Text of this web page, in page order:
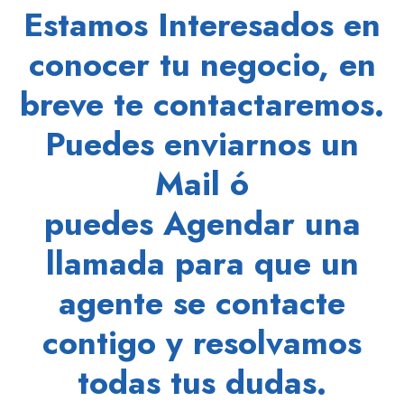
Estamos Interesados en
conocer tu negocio, en
breve te contactaremos.
Puedes enviarnos un
Mail ó
puedes Agendaruna
llamada para que un
agente se contacte
contigo y resolvamos
todas tus dudas.